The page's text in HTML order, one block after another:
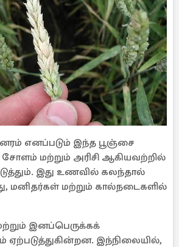
எனப்படும் இந்த பூஞ்சை
சோளம் மற்றும் அரிசி ஆகியவற்றில்
இது உணவில் கலந்தால்
மனிதர்கள் மற்றும் கால்நடைகளில்
இனப்பெருக்கக்
ஏற்படுத்துகின்றன. இந்நிலையில்,